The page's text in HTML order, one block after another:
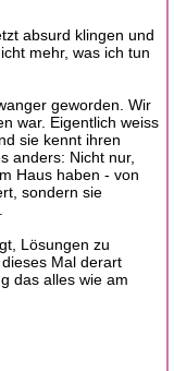
absurd klingen und
mehr, was ich tun
geworden. Wir
war. Eigentlich weiss
sie kennt ihren
anders: Nicht nur,
Haus haben - von
sondern sie
Lösungen zu
Mal derart
das alles wie am